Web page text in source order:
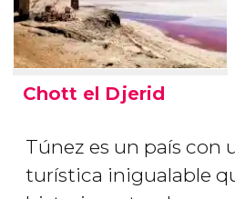
Chott el Djerid
Túnez es un país con
turística inigualable